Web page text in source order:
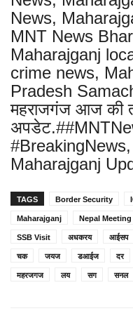
News,
MNT News
Maharajganj
crime news,
Pradesh
महराजगंज आज की
Maharajganj
TAGS Border Security
Maharajganj Nepal Meeting
SSB Visit अधकरय आईसप
चक जयज डआईज दर
महरजगज लय सग सनल